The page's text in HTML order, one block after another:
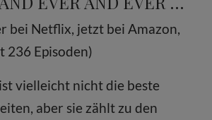
bei Netflix, jetzt bei Amazon,
236 Episoden)
vielleicht nicht die beste
aber sie zählt zu den